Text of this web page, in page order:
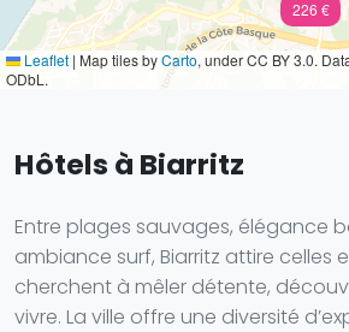
226 €
Leaflet | Map tiles byCarto, under CC BY 3.0.
ODbL.
Hôtels à Biarritz
Entre plages sauvages, élégance
ambiance surf, Biarritz attire celles
cherchent à mêler détente,
vivre. La ville offre une diversité